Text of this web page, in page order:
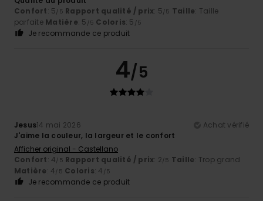
Confort: 5 /5 Rapport qualité / prix: 5 /5 Taille: Taille
parfaite Matière: 5 /5 Coloris: 5 /5
Je recommande ce produit
4/5
Jesus14 mai 2026
Achat vérifié
J'aime la couleur, la largeur et le confort
Afficher original - Castellano
Confort: 4 /5 Rapport qualité / prix: 2 /5 Taille: Trop grand
Matière: 4 /5 Coloris: 4 /5
Je recommande ce produit